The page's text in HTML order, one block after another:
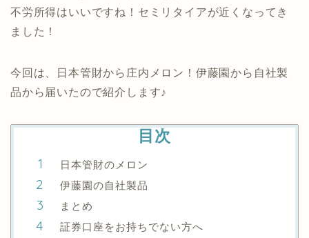
不労所得はいいですね！セミリタイアが近くなってき
ました！
今回は、日本管財から庄内メロン！伊藤園から自社製
品から届いたので紹介します♪
目次
日本管財のメロン
伊藤園の自社製品
まとめ
証券口座をお持ちでない方へ